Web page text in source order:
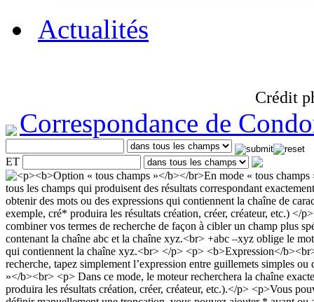
Actualités
Crédit
Correspondance de
ET